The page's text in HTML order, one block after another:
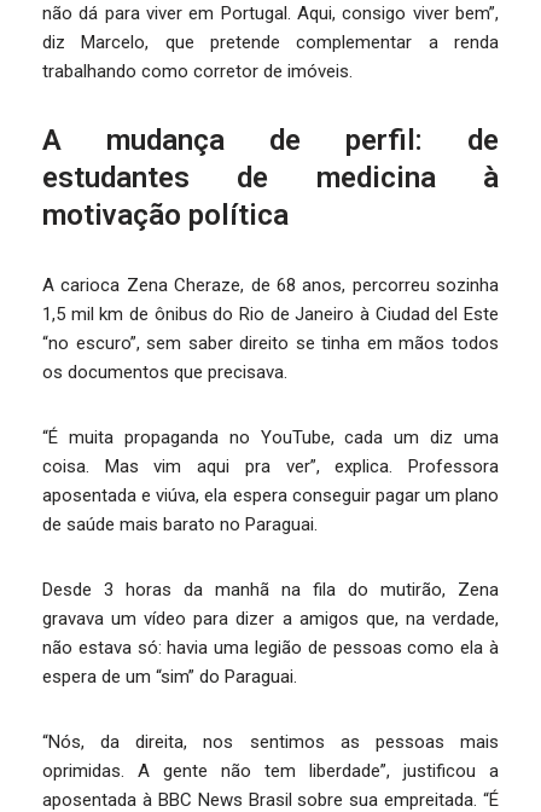
não dá para viver em Portugal. Aqui, consigo viver bem”,
diz Marcelo, que pretende complementar a renda
trabalhando como corretor de imóveis.
A mudança de perfil: de
estudantes de medicina à
motivação política
A carioca Zena Cheraze, de 68 anos, percorreu sozinha
1,5 mil km de ônibus do Rio de Janeiro à Ciudad del Este
“no escuro”, sem saber direito se tinha em mãos todos
os documentos que precisava.
“É muita propaganda no YouTube, cada um diz uma
coisa. Mas vim aqui pra ver”, explica. Professora
aposentada e viúva, ela espera conseguir pagar um plano
de saúde mais barato no Paraguai.
Desde 3 horas da manhã na fila do mutirão, Zena
gravava um vídeo para dizer a amigos que, na verdade,
não estava só: havia uma legião de pessoas como ela à
espera de um “sim” do Paraguai.
“Nós, da direita, nos sentimos as pessoas mais
oprimidas. A gente não tem liberdade”, justificou a
aposentada à BBC News Brasil sobre sua empreitada. “É